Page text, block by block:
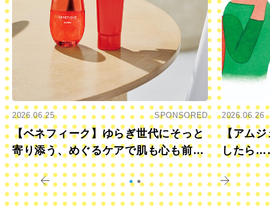
2026.06.25 SPONSORED
【ベネフィーク】ゆらぎ世代にそっと
寄り添う、めぐるケアで肌も心も前向
きに
2026.06.26
【アムジ
したら
すか？